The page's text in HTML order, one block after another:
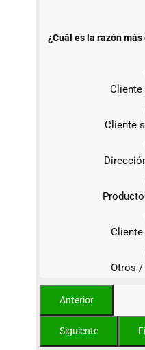
¿Cuál es la razón
Cliente
Otros